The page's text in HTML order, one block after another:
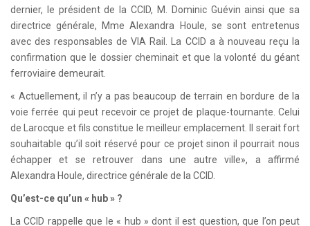
dernier, le président de la CCID, M. Dominic Guévin ainsi que sa
directrice générale, Mme Alexandra Houle, se sont entretenus
avec des responsables de VIA Rail. La CCID a à nouveau reçu la
confirmation que le dossier cheminait et que la volonté du géant
ferroviaire demeurait.
« Actuellement, il n’y a pas beaucoup de terrain en bordure de la
voie ferrée qui peut recevoir ce projet de plaque-tournante. Celui
de Larocque et fils constitue le meilleur emplacement. Il serait fort
souhaitable qu’il soit réservé pour ce projet sinon il pourrait nous
échapper et se retrouver dans une autre ville», a affirmé
Alexandra Houle, directrice générale de la CCID.
Qu’est-ce qu’un « hub » ?
La CCID rappelle que le « hub » dont il est question, que l’on peut